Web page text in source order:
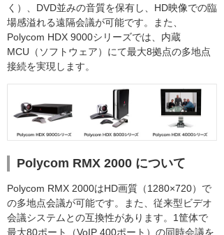
く）、DVD並みの音質を保有し、HD映像での臨
場感溢れる遠隔会議が可能です。また、
Polycom HDX 9000シリーズでは、内蔵
MCU（ソフトウェア）にて最大8拠点の多地点
接続を実現します。
Polycom RMX 2000 について
Polycom RMX 2000はHD画質（1280×720）で
の多地点会議が可能です。また、従来型ビデオ
会議システムとの互換性があります。1筐体で
最大80ポート（VoIP 400ポート）の同時会議を